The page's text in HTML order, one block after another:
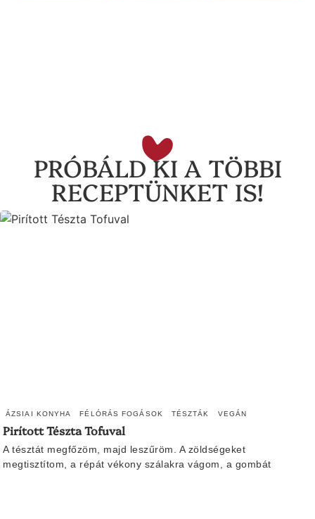
PRÓBÁLD KI A TÖBBI
RECEPTÜNKET IS!
ÁZSIAI KONYHA FÉLÓRÁS FOGÁSOK TÉSZTÁK VEGÁN
Pirított Tészta Tofuval
A tésztát megfőzöm, majd leszűröm. A zöldségeket
megtisztítom, a répát vékony szálakra vágom, a gombát